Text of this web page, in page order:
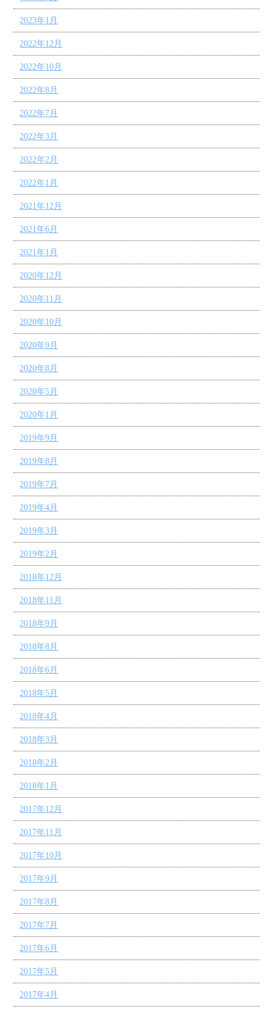
2023年1月
2022年12月
2022年10月
2022年8月
2022年7月
2022年3月
2022年2月
2022年1月
2021年12月
2021年6月
2021年1月
2020年12月
2020年11月
2020年10月
2020年9月
2020年8月
2020年5月
2020年1月
2019年9月
2019年8月
2019年7月
2019年4月
2019年3月
2019年2月
2018年12月
2018年11月
2018年9月
2018年8月
2018年6月
2018年5月
2018年4月
2018年3月
2018年2月
2018年1月
2017年12月
2017年11月
2017年10月
2017年9月
2017年8月
2017年7月
2017年6月
2017年5月
2017年4月